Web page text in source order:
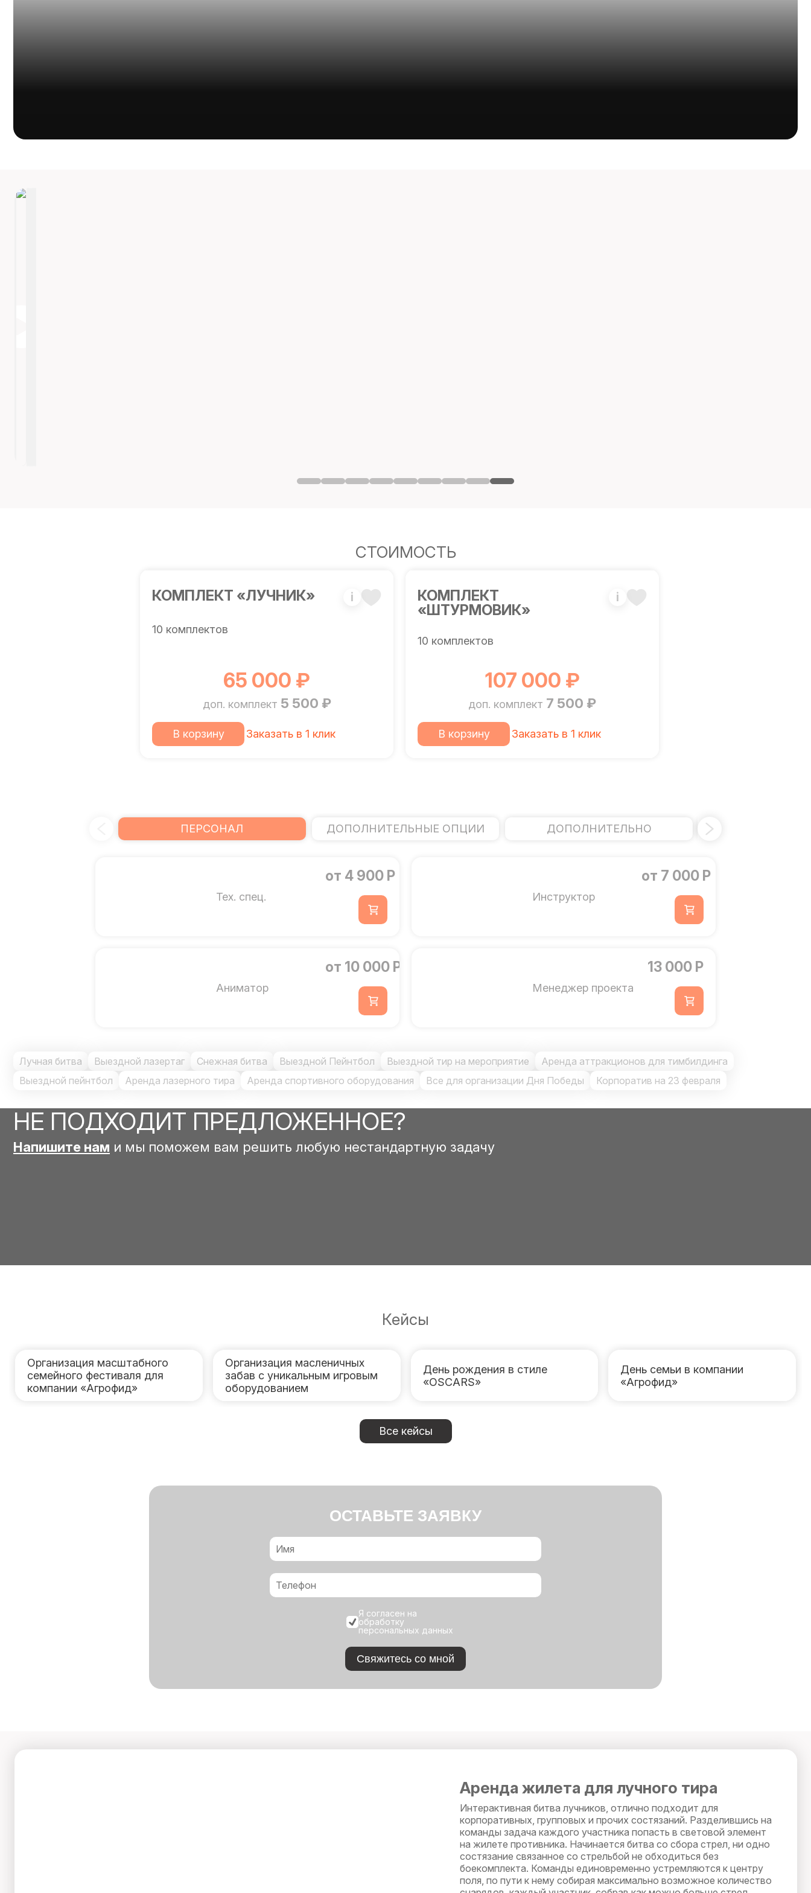
СТОИМОСТЬ
КОМПЛЕКТ «ЛУЧНИК» i
10 комплектов
65 000 ₽
доп. комплект 5 500 ₽
В корзину Заказать в 1 клик
КОМПЛЕКТ
«ШТУРМОВИК»
i
10 комплектов
107 000 ₽
доп. комплект 7 500 ₽
В корзину Заказать в 1 клик
ПЕРСОНАЛ ДОПОЛНИТЕЛЬНЫЕ ОПЦИИ ДОПОЛНИТЕЛЬНО
Тех. спец.
от 4 900 Р
Инструктор
от 7 000 Р
Аниматор
от 10 000 Р
Менеджер проекта
13 000 Р
Лучная битва Выездной лазертаг Снежная битва Выездной Пейнтбол Выездной тир на мероприятие
Аренда аттракционов для тимбилдинга
Выездной пейнтбол
Аренда лазерного тира Аренда спортивного оборудования Все для организации Дня Победы Корпоратив на 23 февраля
НЕ ПОДХОДИТ ПРЕДЛОЖЕННОЕ?
Напишите нам и мы поможем вам решить любую нестандартную задачу
Кейсы
Организация масштабного
семейного фестиваля для
компании «Агрофид»
Организация масленичных
забав с уникальным игровым
оборудованием
День рождения в стиле
«OSCARS»
День семьи в компании
«Агрофид»
Все кейсы
ОСТАВЬТЕ ЗАЯВКУ
Я согласен на
обработку
персональных данных
Свяжитесь со мной
Аренда жилета для лучного тира
Интерактивная битва лучников, отлично подходит для
корпоративных, групповых и прочих состязаний. Разделившись на
команды задача каждого участника попасть в световой элемент
на жилете противника. Начинается битва со сбора стрел, ни одно
состязание связанное со стрельбой не обходиться без
боекомплекта. Команды единовременно устремляются к центру
поля, по пути к нему собирая максимально возможное количество